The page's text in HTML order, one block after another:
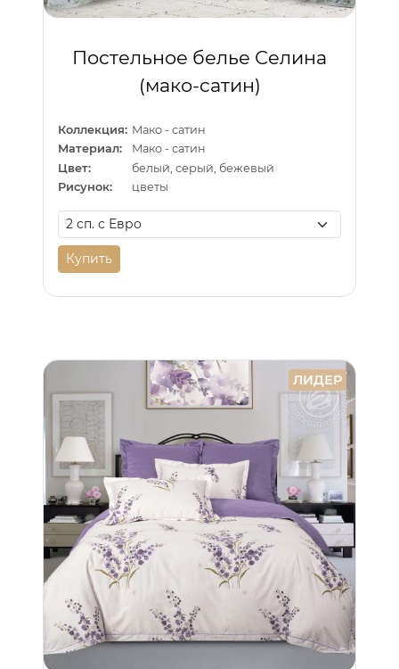
Постельное белье Селина
(мако-сатин)
Коллекция: Мако - сатин
Материал:
Мако - сатин
Цвет:
белый, серый, бежевый
Рисунок:
цветы
Купить
ЛИДЕР